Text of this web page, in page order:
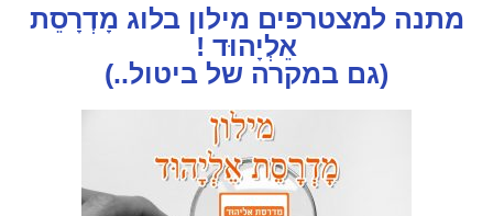
מתנה למצטרפים מילון בלוג מָדְרָסֵת
אֵלְיָהוּד !
(גם במקרה של ביטול..)